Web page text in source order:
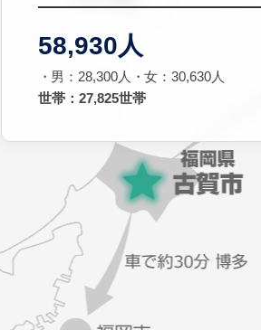
58,930人
男：28,300人
女：30,630人
世帯：27,825世帯